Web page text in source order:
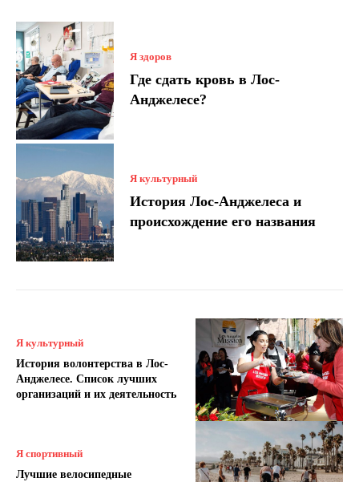
Я здоров
Где сдать кровь в Лос-
Анджелесе?
Я культурный
История Лос-Анджелеса и
происхождение его названия
Я культурный
История волонтерства в Лос-
Анджелесе. Список лучших
организаций и их деятельность
Я спортивный
Лучшие велосипедные